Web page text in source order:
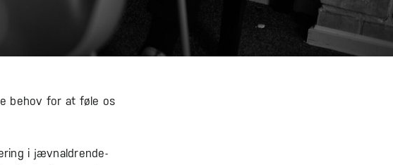
behov for at føle os
i jævnaldrende-